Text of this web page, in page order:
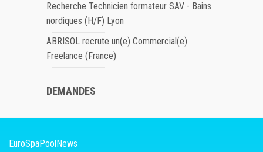
Recherche Technicien formateur SAV - Bains
nordiques (H/F) Lyon
ABRISOL recrute un(e) Commercial(e)
Freelance (France)
DEMANDES
EuroSpaPoolNews